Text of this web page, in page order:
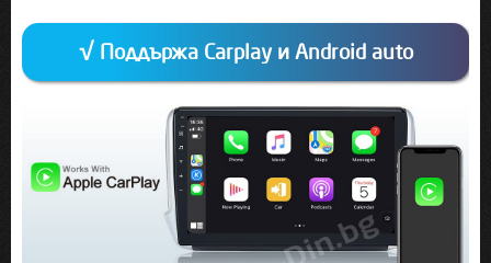
√ Поддържа Carplay и Android auto